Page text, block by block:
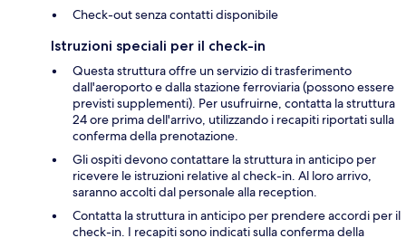
Check-out senza contatti disponibile
Istruzioni speciali per il check-in
Questa struttura offre un servizio di trasferimento
dall'aeroporto e dalla stazione ferroviaria (possono essere
previsti supplementi). Per usufruirne, contatta la struttura
24 ore prima dell'arrivo, utilizzando i recapiti riportati sulla
conferma della prenotazione.
Gli ospiti devono contattare la struttura in anticipo per
ricevere le istruzioni relative al check-in. Al loro arrivo,
saranno accolti dal personale alla reception.
Contatta la struttura in anticipo per prendere accordi per il
check-in. I recapiti sono indicati sulla conferma della